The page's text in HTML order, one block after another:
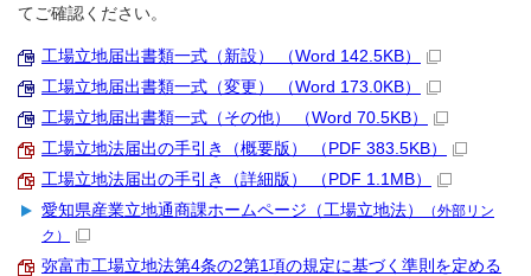
てご確認ください。
工場立地届出書類一式（新設） （Word 142.5KB）
工場立地届出書類一式（変更） （Word 173.0KB）
工場立地届出書類一式（その他） （Word 70.5KB）
工場立地法届出の手引き（概要版） （PDF 383.5KB）
工場立地法届出の手引き（詳細版） （PDF 1.1MB）
愛知県産業立地通商課ホームページ（工場立地法）
（外部リン
ク）
弥富市工場立地法第4条の2第1項の規定に基づく準則を定める